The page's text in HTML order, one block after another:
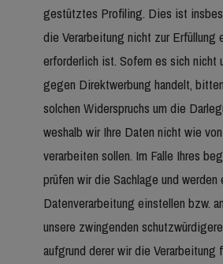
gestütztes Profiling. Dies ist
die Verarbeitung nicht zur Erfüllung
erforderlich ist. Sofern es sich nicht
gegen Direktwerbung handelt,
solchen Widerspruchs um die
weshalb wir Ihre Daten nicht wie
verarbeiten sollen. Im Falle Ihres
prüfen wir die Sachlage und
Datenverarbeitung einstellen bzw.
unsere zwingenden
aufgrund derer wir die Verarbeitung